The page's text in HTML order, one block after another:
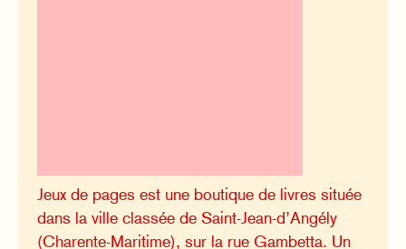
Jeux de pages est une boutique de livres située
dans la ville classée de Saint-Jean-d’Angély
(Charente-Maritime), sur la rue Gambetta. Un